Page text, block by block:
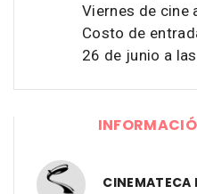
Viernes de cine
Costo de
26 de junio a
CINEMATECA